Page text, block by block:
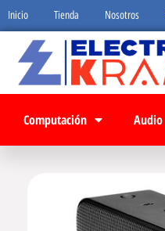
Inicio Tienda Nosotros
Computación Audio